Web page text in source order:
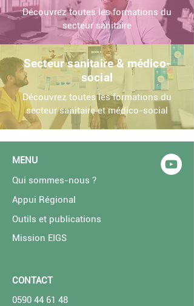
Découvrez toutes les formations du
secteur sanitaire
Secteur sanitaire & médico-
social
Découvrez toutes les formations du
secteur sanitaire et médico-social
MENU
Qui sommes-nous ?
Appui Régional
Outils et publications
Mission EIGS
CONTACT
0590 44 61 48